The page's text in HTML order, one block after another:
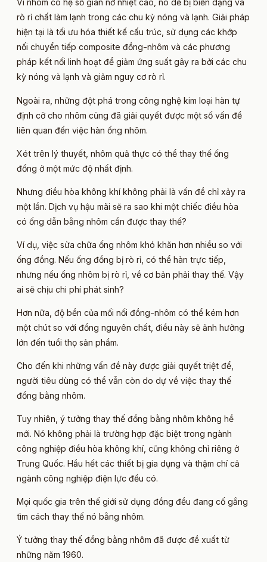
Vì nhôm có hệ số giãn nở nhiệt cao, nó dễ bị biến dạng và
rò rỉ chất làm lạnh trong các chu kỳ nóng và lạnh. Giải pháp
hiện tại là tối ưu hóa thiết kế cấu trúc, sử dụng các khớp
nối chuyển tiếp composite đồng-nhôm và các phương
pháp kết nối linh hoạt để giảm ứng suất gây ra bởi các chu
kỳ nóng và lạnh và giảm nguy cơ rò rỉ.
Ngoài ra, những đột phá trong công nghệ kim loại hàn tự
định cỡ cho nhôm cũng đã giải quyết được một số vấn đề
liên quan đến việc hàn ống nhôm.
Xét trên lý thuyết, nhôm quả thực có thể thay thế ống
đồng ở một mức độ nhất định.
Nhưng điều hòa không khí không phải là vấn đề chỉ xảy ra
một lần. Dịch vụ hậu mãi sẽ ra sao khi một chiếc điều hòa
có ống dẫn bằng nhôm cần được thay thế?
Ví dụ, việc sửa chữa ống nhôm khó khăn hơn nhiều so với
ống đồng. Nếu ống đồng bị rò rỉ, có thể hàn trực tiếp,
nhưng nếu ống nhôm bị rò rỉ, về cơ bản phải thay thế. Vậy
ai sẽ chịu chi phí phát sinh?
Hơn nữa, độ bền của mối nối đồng-nhôm có thể kém hơn
một chút so với đồng nguyên chất, điều này sẽ ảnh hưởng
lớn đến tuổi thọ sản phẩm.
Cho đến khi những vấn đề này được giải quyết triệt để,
người tiêu dùng có thể vẫn còn do dự về việc thay thế
đồng bằng nhôm.
Tuy nhiên, ý tưởng thay thế đồng bằng nhôm không hề
mới. Nó không phải là trường hợp đặc biệt trong ngành
công nghiệp điều hòa không khí, cũng không chỉ riêng ở
Trung Quốc. Hầu hết các thiết bị gia dụng và thậm chí cả
ngành công nghiệp điện lực đều có.
Mọi quốc gia trên thế giới sử dụng đồng đều đang cố gắng
tìm cách thay thế nó bằng nhôm.
Ý tưởng thay thế đồng bằng nhôm đã được đề xuất từ
những năm 1960.